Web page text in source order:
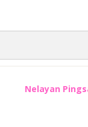
Nelayan